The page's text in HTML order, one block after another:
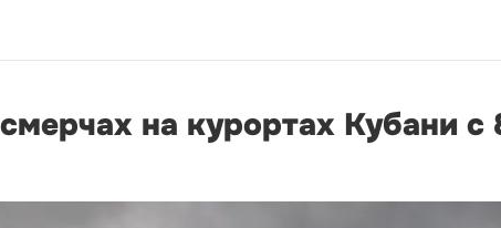
на курортах Кубани с